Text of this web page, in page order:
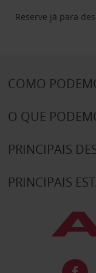
Reserve já para
COMO
O QUE
PRINCIPAIS
PRINCIPAIS